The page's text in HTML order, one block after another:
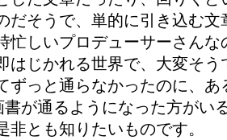
だそうで、単的に引き込む
忙しいプロデューサーさん
はじかれる世界で、大変そ
ずっと通らなかったのに、
が通るようになった方がい
非とも知りたいものです。